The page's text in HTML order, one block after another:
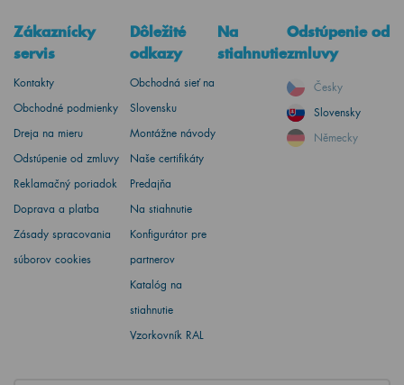
Zákaznícky
servis
Kontakty
Obchodné podmienky
Dreja na mieru
Odstúpenie od zmluvy
Reklamačný poriadok
Doprava a platba
Zásady spracovania
súborov cookies
Dôležité
odkazy
Obchodná sieť na
Slovensku
Montážne návody
Naše certifikáty
Predajňa
Na stiahnutie
Konfigurátor pre
partnerov
Katalóg na
stiahnutie
Vzorkovník RAL
Na
stiahnutie
Odstúpenie od
zmluvy
Česky
Slovensky
Německy